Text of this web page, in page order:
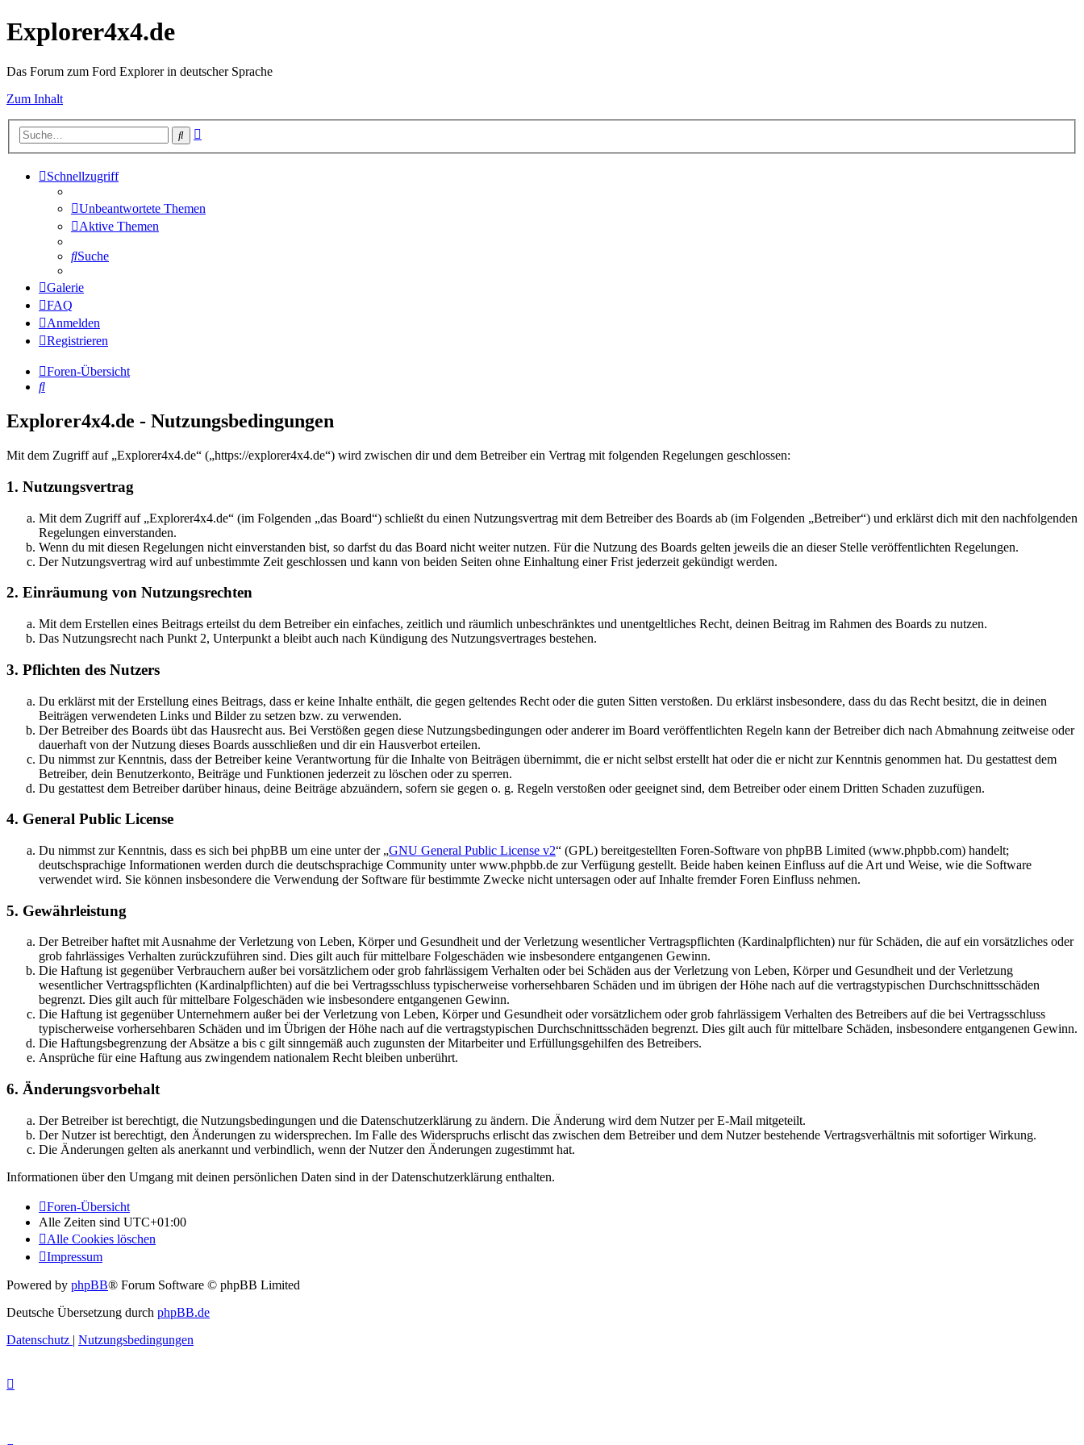
Explorer4x4.de
Das Forum zum Ford Explorer in deutscher Sprache
Zum Inhalt
Suche
Schnellzugriff
Unbeantwortete Themen
Aktive Themen
Suche
Galerie
FAQ
Anmelden
Registrieren
Foren-Übersicht
Suche
Explorer4x4.de - Nutzungsbedingungen
Mit dem Zugriff auf „Explorer4x4.de“ („https://explorer4x4.de“) wird zwischen dir und dem Betreiber ein Vertrag mit folgenden Regelungen geschlossen:
1. Nutzungsvertrag
Mit dem Zugriff auf „Explorer4x4.de“ (im Folgenden „das Board“) schließt du einen Nutzungsvertrag mit dem Betreiber des Boards ab (im Folgenden „Betreiber“) und erklärst dich mit den nachfolgenden
Regelungen einverstanden.
Wenn du mit diesen Regelungen nicht einverstanden bist, so darfst du das Board nicht weiter nutzen. Für die Nutzung des Boards gelten jeweils die an dieser Stelle veröffentlichten Regelungen.
Der Nutzungsvertrag wird auf unbestimmte Zeit geschlossen und kann von beiden Seiten ohne Einhaltung einer Frist jederzeit gekündigt werden.
2. Einräumung von Nutzungsrechten
Mit dem Erstellen eines Beitrags erteilst du dem Betreiber ein einfaches, zeitlich und räumlich unbeschränktes und unentgeltliches Recht, deinen Beitrag im Rahmen des Boards zu nutzen.
Das Nutzungsrecht nach Punkt 2, Unterpunkt a bleibt auch nach Kündigung des Nutzungsvertrages bestehen.
3. Pflichten des Nutzers
Du erklärst mit der Erstellung eines Beitrags, dass er keine Inhalte enthält, die gegen geltendes Recht oder die guten Sitten verstoßen. Du erklärst insbesondere, dass du das Recht besitzt, die in deinen
Beiträgen verwendeten Links und Bilder zu setzen bzw. zu verwenden.
Der Betreiber des Boards übt das Hausrecht aus. Bei Verstößen gegen diese Nutzungsbedingungen oder anderer im Board veröffentlichten Regeln kann der Betreiber dich nach Abmahnung zeitweise oder
dauerhaft von der Nutzung dieses Boards ausschließen und dir ein Hausverbot erteilen.
Du nimmst zur Kenntnis, dass der Betreiber keine Verantwortung für die Inhalte von Beiträgen übernimmt, die er nicht selbst erstellt hat oder die er nicht zur Kenntnis genommen hat. Du gestattest dem
Betreiber, dein Benutzerkonto, Beiträge und Funktionen jederzeit zu löschen oder zu sperren.
Du gestattest dem Betreiber darüber hinaus, deine Beiträge abzuändern, sofern sie gegen o. g. Regeln verstoßen oder geeignet sind, dem Betreiber oder einem Dritten Schaden zuzufügen.
4. General Public License
Du nimmst zur Kenntnis, dass es sich bei phpBB um eine unter der „GNU General Public License v2“ (GPL) bereitgestellten Foren-Software von phpBB Limited (www.phpbb.com) handelt;
deutschsprachige Informationen werden durch die deutschsprachige Community unter www.phpbb.de zur Verfügung gestellt. Beide haben keinen Einfluss auf die Art und Weise, wie die Software
verwendet wird. Sie können insbesondere die Verwendung der Software für bestimmte Zwecke nicht untersagen oder auf Inhalte fremder Foren Einfluss nehmen.
5. Gewährleistung
Der Betreiber haftet mit Ausnahme der Verletzung von Leben, Körper und Gesundheit und der Verletzung wesentlicher Vertragspflichten (Kardinalpflichten) nur für Schäden, die auf ein vorsätzliches oder
grob fahrlässiges Verhalten zurückzuführen sind. Dies gilt auch für mittelbare Folgeschäden wie insbesondere entgangenen Gewinn.
Die Haftung ist gegenüber Verbrauchern außer bei vorsätzlichem oder grob fahrlässigem Verhalten oder bei Schäden aus der Verletzung von Leben, Körper und Gesundheit und der Verletzung
wesentlicher Vertragspflichten (Kardinalpflichten) auf die bei Vertragsschluss typischerweise vorhersehbaren Schäden und im übrigen der Höhe nach auf die vertragstypischen Durchschnittsschäden
begrenzt. Dies gilt auch für mittelbare Folgeschäden wie insbesondere entgangenen Gewinn.
Die Haftung ist gegenüber Unternehmern außer bei der Verletzung von Leben, Körper und Gesundheit oder vorsätzlichem oder grob fahrlässigem Verhalten des Betreibers auf die bei Vertragsschluss
typischerweise vorhersehbaren Schäden und im Übrigen der Höhe nach auf die vertragstypischen Durchschnittsschäden begrenzt. Dies gilt auch für mittelbare Schäden, insbesondere entgangenen Gewinn.
Die Haftungsbegrenzung der Absätze a bis c gilt sinngemäß auch zugunsten der Mitarbeiter und Erfüllungsgehilfen des Betreibers.
Ansprüche für eine Haftung aus zwingendem nationalem Recht bleiben unberührt.
6. Änderungsvorbehalt
Der Betreiber ist berechtigt, die Nutzungsbedingungen und die Datenschutzerklärung zu ändern. Die Änderung wird dem Nutzer per E-Mail mitgeteilt.
Der Nutzer ist berechtigt, den Änderungen zu widersprechen. Im Falle des Widerspruchs erlischt das zwischen dem Betreiber und dem Nutzer bestehende Vertragsverhältnis mit sofortiger Wirkung.
Die Änderungen gelten als anerkannt und verbindlich, wenn der Nutzer den Änderungen zugestimmt hat.
Informationen über den Umgang mit deinen persönlichen Daten sind in der Datenschutzerklärung enthalten.
Foren-Übersicht
Alle Zeiten sind UTC+01:00
Alle Cookies löschen
Impressum
Powered by phpBB® Forum Software © phpBB Limited
Deutsche Übersetzung durch phpBB.de
Datenschutz | Nutzungsbedingungen